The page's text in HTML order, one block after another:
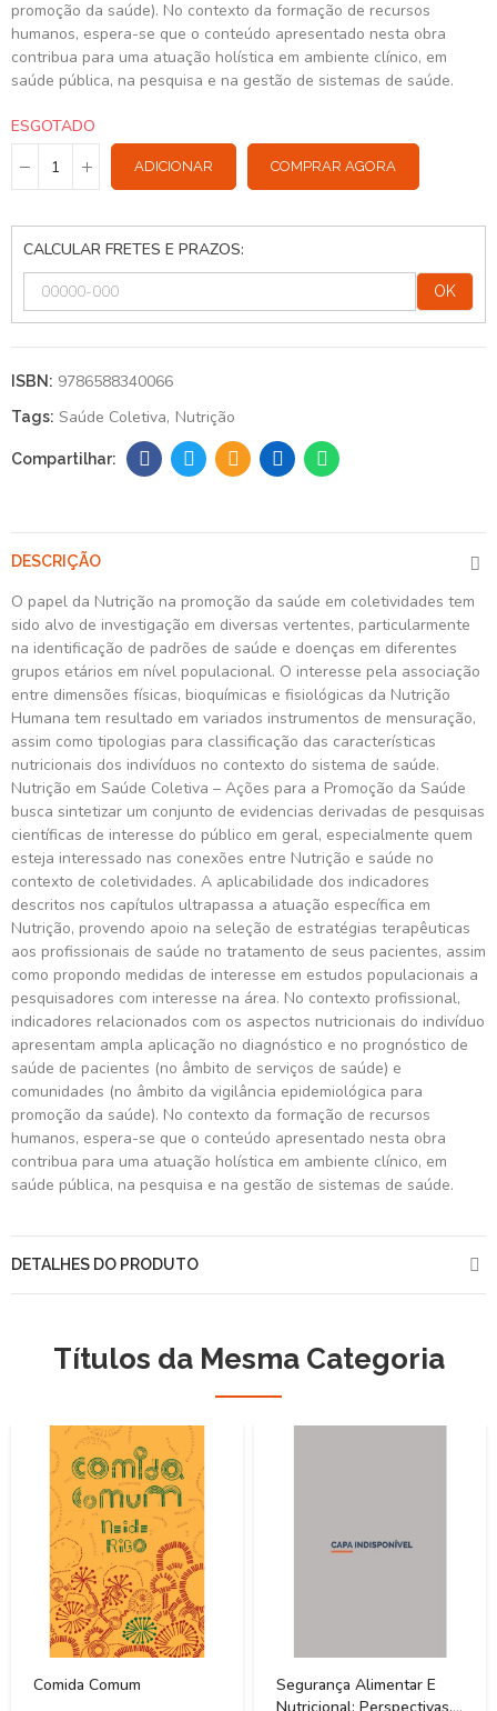
promoção da saúde). No contexto da formação de recursos
humanos, espera-se que o conteúdo apresentado nesta obra
contribua para uma atuação holística em ambiente clínico, em
saúde pública, na pesquisa e na gestão de sistemas de saúde.
ESGOTADO
ADICIONAR COMPRAR AGORA
CALCULAR FRETES E PRAZOS:
OK
ISBN: 9786588340066
Tags: Saúde Coletiva Nutrição
DESCRIÇÃO
O papel da Nutrição na promoção da saúde em coletividades tem
sido alvo de investigação em diversas vertentes, particularmente
na identificação de padrões de saúde e doenças em diferentes
grupos etários em nível populacional. O interesse pela associação
entre dimensões físicas, bioquímicas e fisiológicas da Nutrição
Humana tem resultado em variados instrumentos de mensuração,
assim como tipologias para classificação das características
nutricionais dos indivíduos no contexto do sistema de saúde.
Nutrição em Saúde Coletiva – Ações para a Promoção da Saúde
busca sintetizar um conjunto de evidencias derivadas de pesquisas
científicas de interesse do público em geral, especialmente quem
esteja interessado nas conexões entre Nutrição e saúde no
contexto de coletividades. A aplicabilidade dos indicadores
descritos nos capítulos ultrapassa a atuação específica em
Nutrição, provendo apoio na seleção de estratégias terapêuticas
aos profissionais de saúde no tratamento de seus pacientes, assim
como propondo medidas de interesse em estudos populacionais a
pesquisadores com interesse na área. No contexto profissional,
indicadores relacionados com os aspectos nutricionais do indivíduo
apresentam ampla aplicação no diagnóstico e no prognóstico de
saúde de pacientes (no âmbito de serviços de saúde) e
comunidades (no âmbito da vigilância epidemiológica para
promoção da saúde). No contexto da formação de recursos
humanos, espera-se que o conteúdo apresentado nesta obra
contribua para uma atuação holística em ambiente clínico, em
saúde pública, na pesquisa e na gestão de sistemas de saúde.
DETALHES DO PRODUTO
Títulos da Mesma Categoria
Comida Comum
Segurança Alimentar E